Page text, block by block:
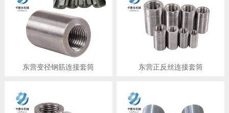
东营变径钢筋连接套筒 东营正反丝连接套筒